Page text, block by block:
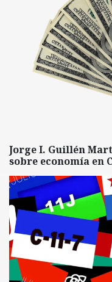
Jorge I. Guillén
sobre economía en